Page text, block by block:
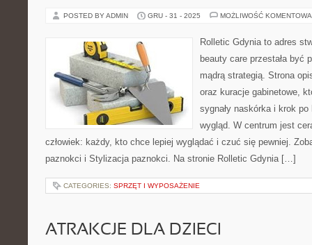
POSTED BY ADMIN GRU - 31 - 2025 MOŻLIWOŚĆ
Rolletic Gdynia to adres
beauty care przestała być
mądrą strategią. Strona
oraz kuracje gabinetowe,
sygnały naskórka i krok
wygląd. W centrum jest
człowiek: każdy, kto chce lepiej wyglądać i czuć się pewniej.
paznokci i Stylizacja paznokci. Na stronie Rolletic Gdynia […]
CATEGORIES: SPRZĘT I WYPOSAŻENIE
ATRAKCJE DLA DZIECI